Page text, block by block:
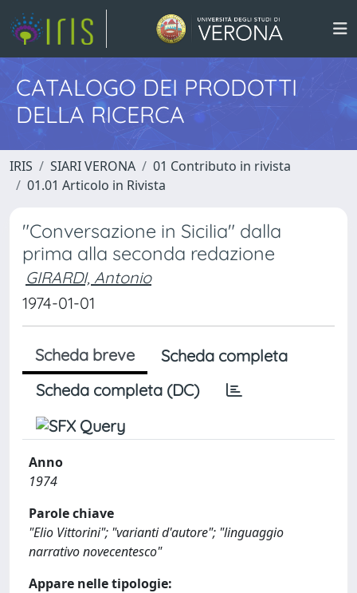
CATALOGO DEI PRODOTTI
DELLA RICERCA
IRIS SIARI VERONA
01 Contributo in rivista
01.01 Articolo in Rivista
"Conversazione in Sicilia" dalla
prima alla seconda redazione
GIRARDI, Antonio
1974-01-01
Scheda breve
Scheda completa
Scheda completa (DC)
Anno
1974
Parole chiave
"Elio Vittorini"; "varianti d'autore"; "linguaggio
narrativo novecentesco"
Appare nelle tipologie: